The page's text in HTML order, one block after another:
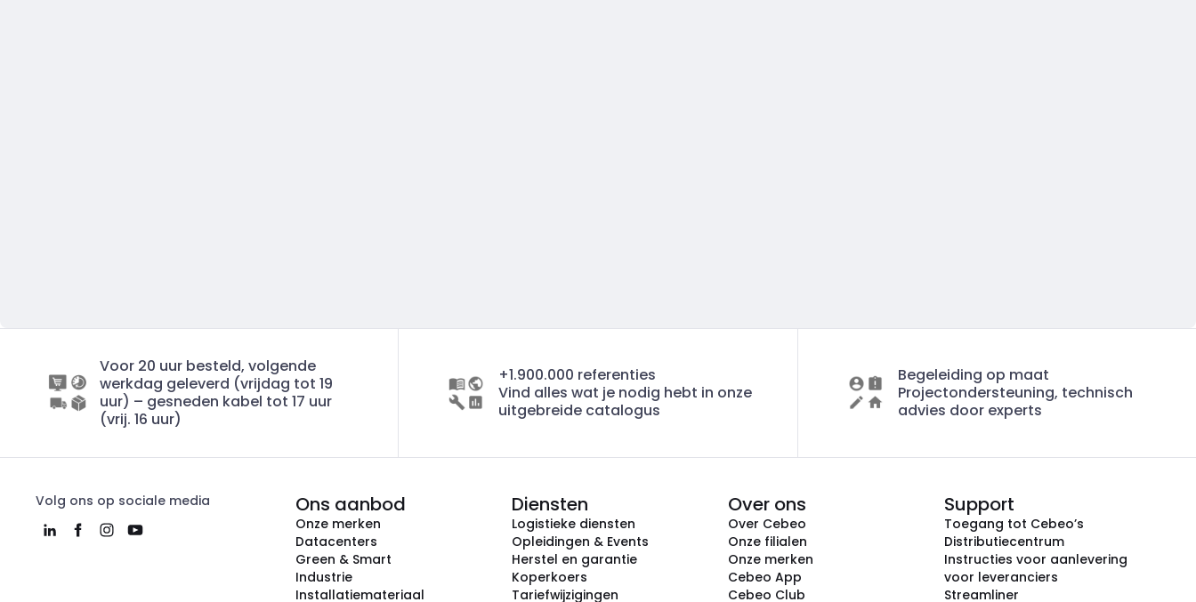
Voor 20 uur besteld, volgende
werkdag geleverd (vrijdag tot 19
uur) – gesneden kabel tot 17 uur
(vrij. 16 uur)
+1.900.000 referenties
Vind alles wat je nodig hebt in onze
uitgebreide catalogus
Begeleiding op maat
Projectondersteuning, technisch
advies door experts
Volg ons op sociale media Ons aanbod
Onze merken
Datacenters
Green & Smart
Industrie
Installatiemateriaal
Diensten
Logistieke diensten
Opleidingen & Events
Herstel en garantie
Koperkoers
Tariefwijzigingen
Over ons
Over Cebeo
Onze filialen
Onze merken
Cebeo App
Cebeo Club
Support
Toegang tot Cebeo’s
Distributiecentrum
Instructies voor aanlevering
voor leveranciers
Streamliner